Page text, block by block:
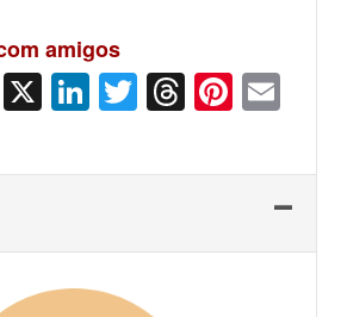
amigos
Facebook
X LinkedIn
Twitter
Threads